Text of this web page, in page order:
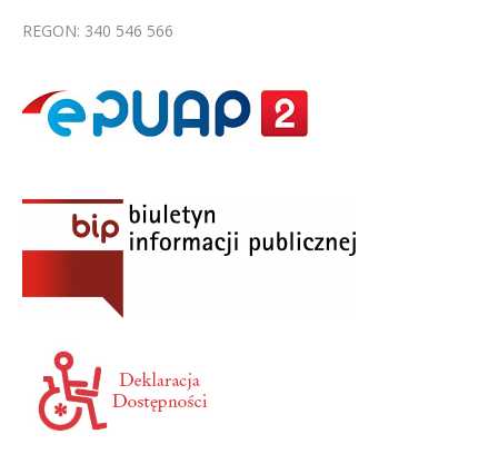
REGON: 340 546 566